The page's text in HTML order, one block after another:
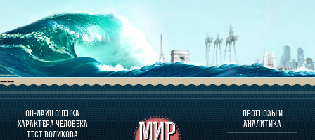
----
ОН-ЛАЙН ОЦЕНКА
ХАРАКТЕРА ЧЕЛОВЕКА
ТЕСТ ВОЛИКОВА
ПРОГНОЗЫ И
АНАЛИТИКА
О ПРОГРАММЕ
ОЦЕНКА ХАРАКТЕРA ЧЕЛОВЕКА